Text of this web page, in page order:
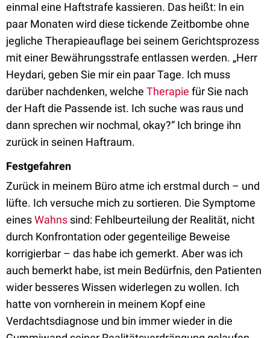
einmal eine Haftstrafe kassieren. Das heißt: In ein
paar Monaten wird diese tickende Zeitbombe ohne
jegliche Therapieauflage bei seinem Gerichtsprozess
mit einer Bewährungsstrafe entlassen werden. „Herr
Heydari, geben Sie mir ein paar Tage. Ich muss
darüber nachdenken, welche Therapie für Sie nach
der Haft die Passende ist. Ich suche was raus und
dann sprechen wir nochmal, okay?“ Ich bringe ihn
zurück in seinen Haftraum.
Festgefahren
Zurück in meinem Büro atme ich erstmal durch – und
lüfte. Ich versuche mich zu sortieren. Die Symptome
einesWahns sind: Fehlbeurteilung der Realität, nicht
durch Konfrontation oder gegenteilige Beweise
korrigierbar – das habe ich gemerkt. Aber was ich
auch bemerkt habe, ist mein Bedürfnis, den Patienten
wider besseres Wissen widerlegen zu wollen. Ich
hatte von vornherein in meinem Kopf eine
Verdachtsdiagnose und bin immer wieder in die